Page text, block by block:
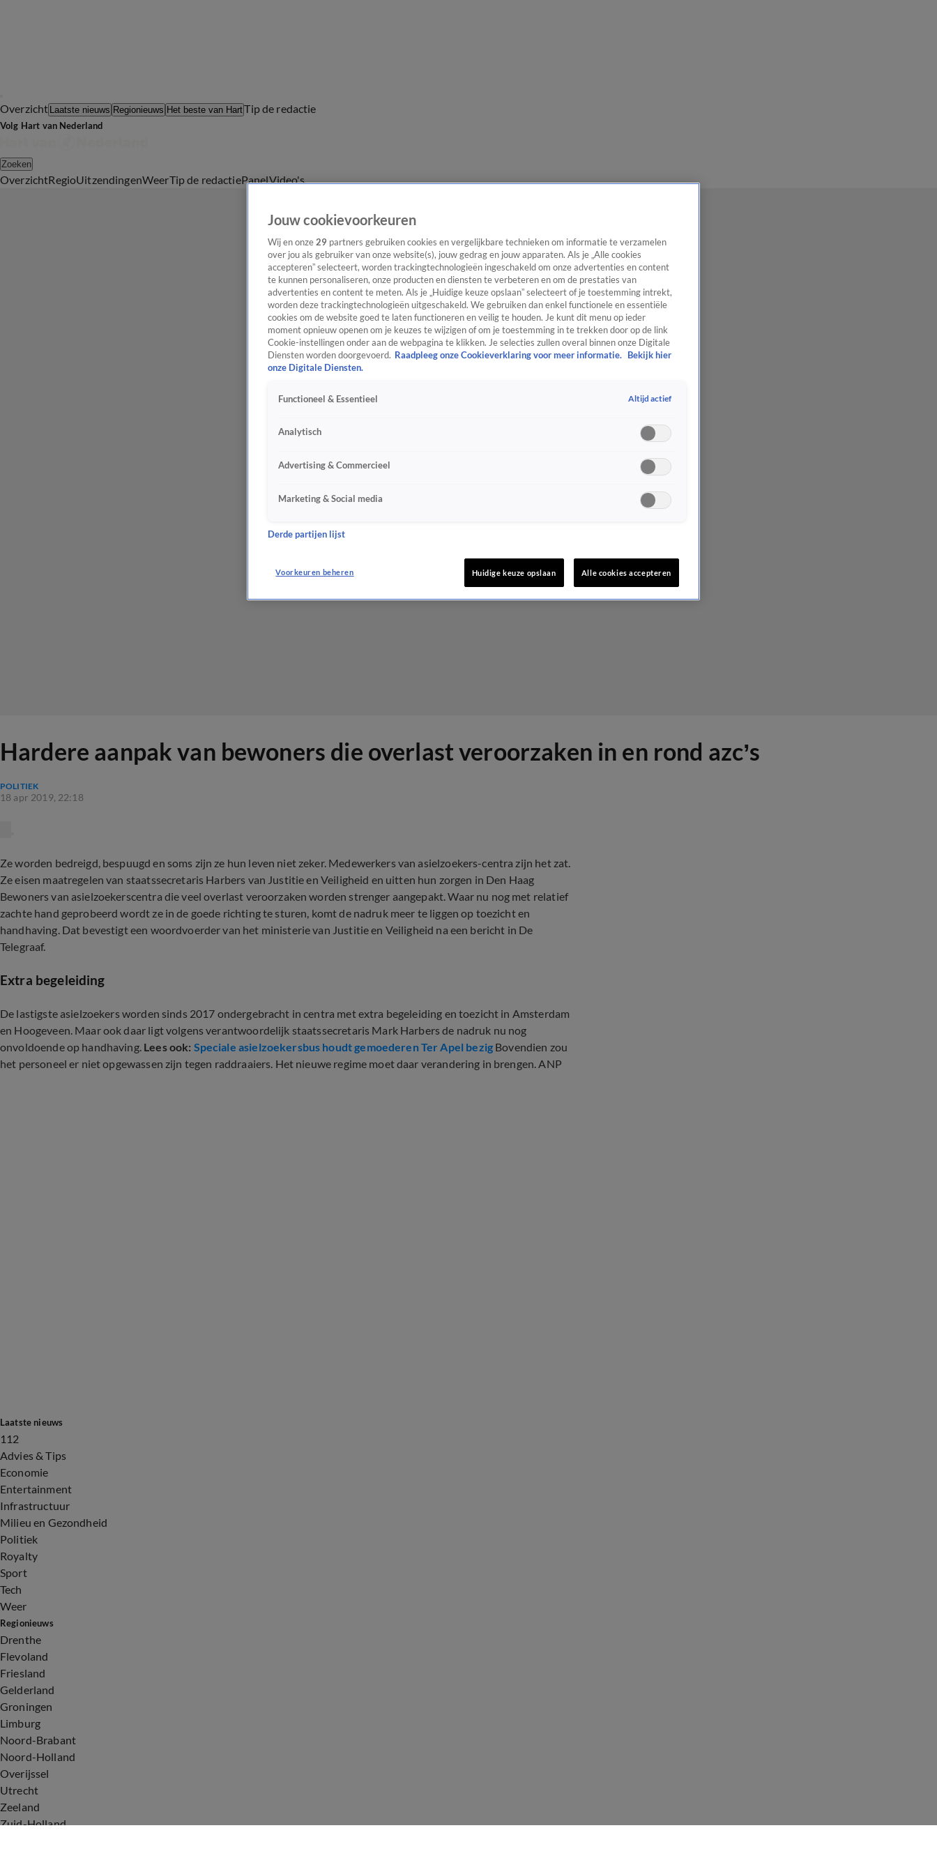
Overzicht Laatste nieuws Regionieuws Het beste van HartTip de redactie
Volg Hart van Nederland
Zoeken
OverzichtRegioUitzendingenWeerTip de redactiePanelVideo's
Hardere aanpak van bewoners die overlast veroorzaken in en rond azc’s
POLITIEK
18 apr 2019, 22:18
Ze worden bedreigd, bespuugd en soms zijn ze hun leven niet zeker. Medewerkers van asielzoekers-centra zijn het zat.
Ze eisen maatregelen van staatssecretaris Harbers van Justitie en Veiligheid en uitten hun zorgen in Den Haag
Bewoners van asielzoekerscentra die veel overlast veroorzaken worden strenger aangepakt. Waar nu nog met relatief
zachte hand geprobeerd wordt ze in de goede richting te sturen, komt de nadruk meer te liggen op toezicht en
handhaving. Dat bevestigt een woordvoerder van het ministerie van Justitie en Veiligheid na een bericht in De
Telegraaf.
Extra begeleiding
De lastigste asielzoekers worden sinds 2017 ondergebracht in centra met extra begeleiding en toezicht in Amsterdam
en Hoogeveen. Maar ook daar ligt volgens verantwoordelijk staatssecretaris Mark Harbers de nadruk nu nog
onvoldoende op handhaving. Lees ook: Speciale asielzoekersbus houdt gemoederen Ter Apel bezigBovendien zou
het personeel er niet opgewassen zijn tegen raddraaiers. Het nieuwe regime moet daar verandering in brengen. ANP
Laatste nieuws
112
Advies & Tips
Economie
Entertainment
Infrastructuur
Milieu en Gezondheid
Politiek
Royalty
Sport
Tech
Weer
Regionieuws
Drenthe
Flevoland
Friesland
Gelderland
Groningen
Limburg
Noord-Brabant
Noord-Holland
Overijssel
Utrecht
Zeeland
Zuid-Holland
Jouw cookievoorkeuren
Wij en onze 29 partners gebruiken cookies en vergelijkbare technieken om informatie te verzamelen
over jou als gebruiker van onze website(s), jouw gedrag en jouw apparaten. Als je „Alle cookies
accepteren” selecteert, worden trackingtechnologieën ingeschakeld om onze advertenties en content
te kunnen personaliseren, onze producten en diensten te verbeteren en om de prestaties van
advertenties en content te meten. Als je „Huidige keuze opslaan” selecteert of je toestemming intrekt,
worden deze trackingtechnologieën uitgeschakeld. We gebruiken dan enkel functionele en essentiële
cookies om de website goed te laten functioneren en veilig te houden. Je kunt dit menu op ieder
moment opnieuw openen om je keuzes te wijzigen of om je toestemming in te trekken door op de link
Cookie-instellingen onder aan de webpagina te klikken. Je selecties zullen overal binnen onze Digitale
Diensten worden doorgevoerd. Raadpleeg onze Cookieverklaring voor meer informatie.
Bekijk hier
onze Digitale Diensten.
Functioneel & Essentieel Altijd actief
Analytisch
Advertising & Commercieel
Marketing & Social media
Derde partijen lijst
Voorkeuren beheren Huidige keuze opslaan Alle cookies accepteren